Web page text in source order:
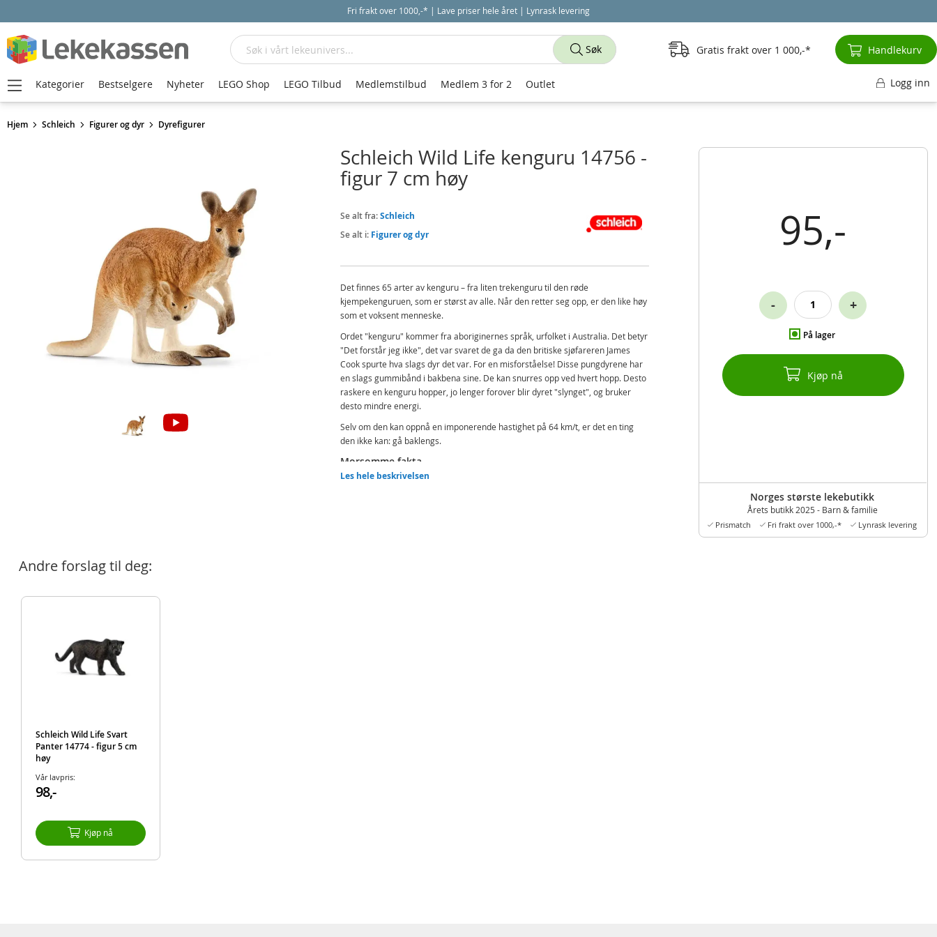
Fri frakt over 1000,-* | Lave priser hele året | Lynrask levering
Hjem Schleich Figurer og dyr Dyrefigurer
95,-
På lager
- +
Kjøp nå
Norges største lekebutikk
Årets butikk 2025 - Barn & familie
Prismatch Fri frakt over 1000,-* Lynrask levering
Schleich Wild Life kenguru 14756 -
figur 7 cm høy
Se alt fra:Schleich
Se alt i: Figurer og dyr
Det finnes 65 arter av kenguru – fra liten trekenguru til den røde
kjempekenguruen, som er størst av alle. Når den retter seg opp, er den like høy
som et voksent menneske.
Ordet "kenguru" kommer fra aboriginernes språk, urfolket i Australia. Det betyr
"Det forstår jeg ikke", det var svaret de ga da den britiske sjøfareren James
Cook spurte hva slags dyr det var. For en misforståelse! Disse pungdyrene har
en slags gummibånd i bakbena sine. De kan snurres opp ved hvert hopp. Desto
raskere en kenguru hopper, jo lenger forover blir dyret "slynget", og bruker
desto mindre energi.
Selv om den kan oppnå en imponerende hastighet på 64 km/t, er det en ting
den ikke kan: gå baklengs.
Morsomme fakta
Røde kjempekenguruer kan bli opp til tre meter høye og kan hoppe tolv
Les hele beskrivelsen
Andre forslag til deg:
Schleich Wild Life Svart
Panter 14774 - figur 5 cm
høy
Vår lavpris:
98,-
Kjøp nå
Søk
Søk Gratis frakt over 1 000,- Handlekurv
Kategorier Bestselgere Nyheter LEGO Shop LEGO Tilbud Medlemstilbud Medlem 3 for 2 Outlet Logg inn